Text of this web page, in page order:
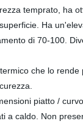
temprato, ha
Ha
di 70-100.
che lo
piatto /
a caldo. Non